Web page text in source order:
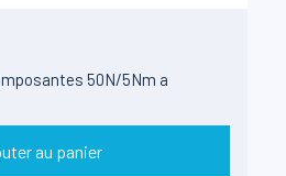
50N/5Nm a
au panier